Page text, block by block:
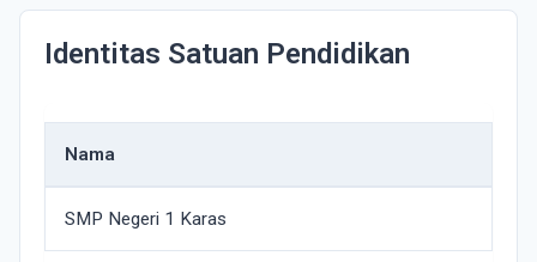
Identitas Satuan Pendidikan
Nama
SMP Negeri 1 Karas